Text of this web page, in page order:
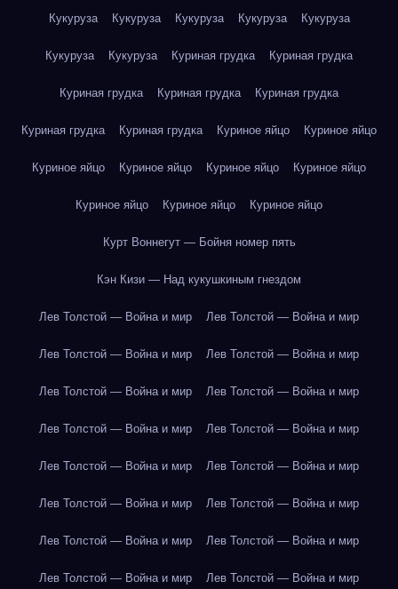
Кукуруза Кукуруза Кукуруза Кукуруза Кукуруза
Кукуруза Кукуруза Куриная грудка Куриная грудка
Куриная грудка Куриная грудка Куриная грудка
Куриная грудка Куриная грудка Куриное яйцо Куриное яйцо
Куриное яйцо Куриное яйцо Куриное яйцо Куриное яйцо
Куриное яйцо Куриное яйцо Куриное яйцо
Курт Воннегут — Бойня номер пять
Кэн Кизи — Над кукушкиным гнездом
Лев Толстой — Война и мир Лев Толстой — Война и мир
Лев Толстой — Война и мир Лев Толстой — Война и мир
Лев Толстой — Война и мир Лев Толстой — Война и мир
Лев Толстой — Война и мир Лев Толстой — Война и мир
Лев Толстой — Война и мир Лев Толстой — Война и мир
Лев Толстой — Война и мир Лев Толстой — Война и мир
Лев Толстой — Война и мир Лев Толстой — Война и мир
Лев Толстой — Война и мир Лев Толстой — Война и мир